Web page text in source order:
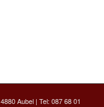
Aubel | Tel: 087 68 01